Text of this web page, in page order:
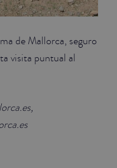
de Mallorca, seguro
visita puntual al